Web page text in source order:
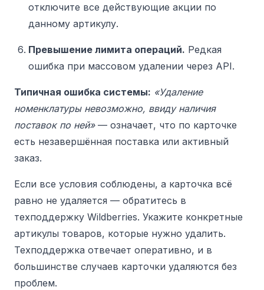
отключите все действующие акции по
данному артикулу.
Превышение лимита операций. Редкая
ошибка при массовом удалении через API.
Типичная ошибка системы: «Удаление
номенклатуры невозможно, ввиду наличия
поставок по ней»— означает, что по карточке
есть незавершённая поставка или активный
заказ.
Если все условия соблюдены, а карточка всё
равно не удаляется — обратитесь в
техподдержку Wildberries. Укажите конкретные
артикулы товаров, которые нужно удалить.
Техподдержка отвечает оперативно, и в
большинстве случаев карточки удаляются без
проблем.